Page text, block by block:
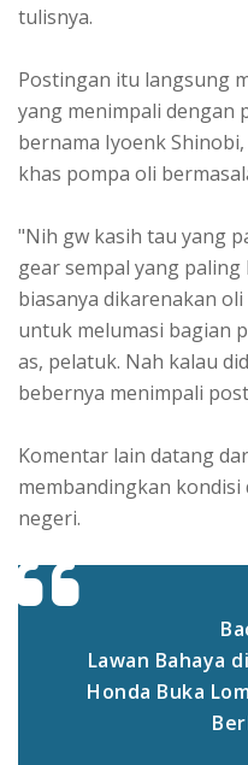
tulisnya.
Postingan itu langsung
yang menimpali dengan
bernama Iyoenk
khas pompa oli
"Nih gw kasih tau yang
gear sempal yang
biasanya dikarenakan
untuk melumasi bagian
as, pelatuk. Nah kalau
bebernya menimpali
Komentar lain datang
membandingkan
negeri.
Lawan Bahaya
Honda Buka